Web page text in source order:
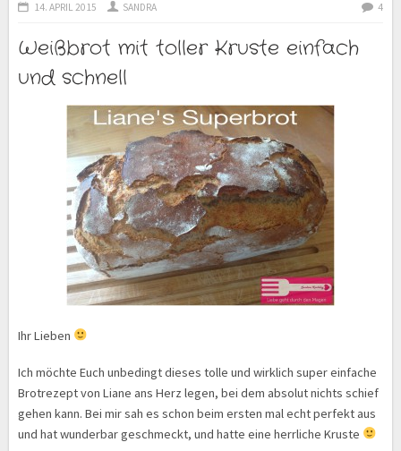
14. APRIL 2015 SANDRA 4
Weißbrot mit toller Kruste einfach
und schnell
Ihr Lieben
Ich möchte Euch unbedingt dieses tolle und wirklich super einfache
Brotrezept von Liane ans Herz legen, bei dem absolut nichts schief
gehen kann. Bei mir sah es schon beim ersten mal echt perfekt aus
und hat wunderbar geschmeckt, und hatte eine herrliche Kruste